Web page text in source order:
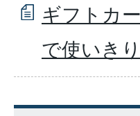
ギフトカ
で使いき